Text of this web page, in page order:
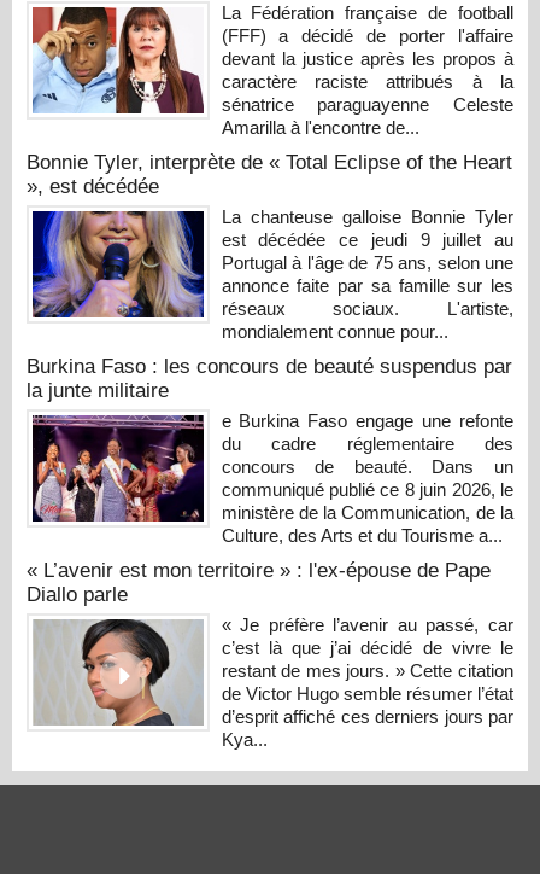
La Fédération française de football
(FFF) a décidé de porter l'affaire
devant la justice après les propos à
caractère raciste attribués à la
sénatrice paraguayenne Celeste
Amarilla à l'encontre de...
Bonnie Tyler, interprète de « Total Eclipse of the Heart
», est décédée
La chanteuse galloise Bonnie Tyler
est décédée ce jeudi 9 juillet au
Portugal à l'âge de 75 ans, selon une
annonce faite par sa famille sur les
réseaux sociaux. L'artiste,
mondialement connue pour...
Burkina Faso : les concours de beauté suspendus par
la junte militaire
e Burkina Faso engage une refonte
du cadre réglementaire des
concours de beauté. Dans un
communiqué publié ce 8 juin 2026, le
ministère de la Communication, de la
Culture, des Arts et du Tourisme a...
« L’avenir est mon territoire » : l'ex-épouse de Pape
Diallo parle
« Je préfère l’avenir au passé, car
c’est là que j’ai décidé de vivre le
restant de mes jours. » Cette citation
de Victor Hugo semble résumer l’état
d’esprit affiché ces derniers jours par
Kya...